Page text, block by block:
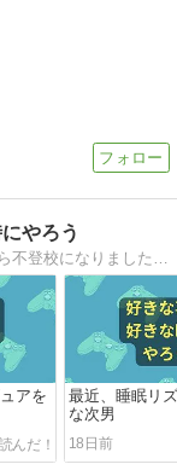
やろう
次男が小学4年生から、長男が中学2年生から不登校になりました。当時、学校は子供に必須と考えていましたが、現在は「数多くある選択肢の一つにすぎない」と思うに至ってます。
アを
最近、睡眠リ
な次男
18日前